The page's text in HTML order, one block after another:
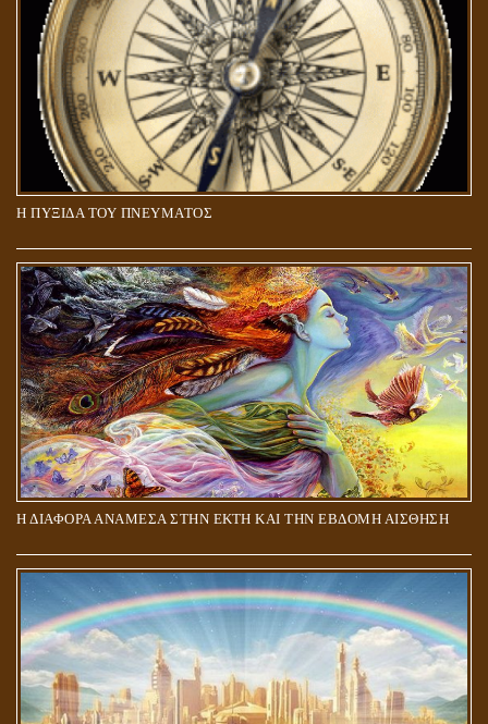
Η ΠΥΞΙΔΑ ΤΟΥ ΠΝΕΥΜΑΤΟΣ
Η ΔΙΑΦΟΡΑ ΑΝΑΜΕΣΑ ΣΤΗΝ ΕΚΤΗ ΚΑΙ ΤΗΝ ΕΒΔΟΜΗ ΑΙΣΘΗΣΗ
ΑΠΟΣΤΟΛΟΣ ΠΑΥΛΟΣ: ΠΕΡΙ ΚΡΙΣΕΩΣ